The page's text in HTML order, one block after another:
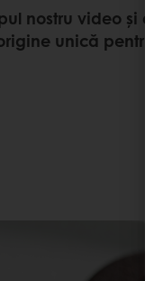
nostru video și
unică